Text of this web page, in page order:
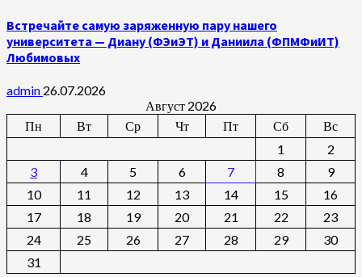
Встречайте самую заряженную пару нашего
университета — Диану (ФЭиЭТ) и Даниила (ФПМФиИТ)
Любимовых
admin 26.07.2026
Август 2026
Пн
Вт Ср Чт Пт Сб
Вс
1
2
3
4 5 6 7 8
9
10
11 12 13 14 15
16
17
18 19 20 21 22
23
24
25 26 27 28 29
30
31